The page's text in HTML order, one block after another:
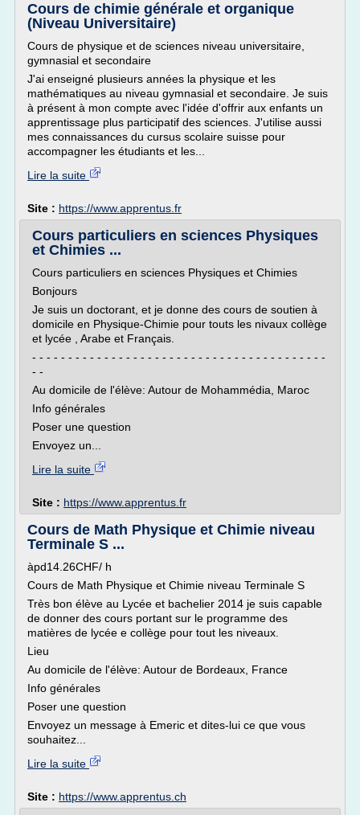
Cours de chimie générale et organique
(Niveau Universitaire)
Cours de physique et de sciences niveau universitaire,
gymnasial et secondaire
J'ai enseigné plusieurs années la physique et les
mathématiques au niveau gymnasial et secondaire. Je suis
à présent à mon compte avec l'idée d'offrir aux enfants un
apprentissage plus participatif des sciences. J'utilise aussi
mes connaissances du cursus scolaire suisse pour
accompagner les étudiants et les...
Lire la suite
Site : https://www.apprentus.fr
Cours particuliers en sciences Physiques
et Chimies ...
Cours particuliers en sciences Physiques et Chimies
Bonjours
Je suis un doctorant, et je donne des cours de soutien à
domicile en Physique-Chimie pour touts les nivaux collège
et lycée , Arabe et Français.
- - - - - - - - - - - - - - - - - - - - - - - - - - - - - - - - - - - - - - - - -
- -
Au domicile de l'élève: Autour de Mohammédia, Maroc
Info générales
Poser une question
Envoyez un...
Lire la suite
Site : https://www.apprentus.fr
Cours de Math Physique et Chimie niveau
Terminale S ...
àpd14.26CHF/ h
Cours de Math Physique et Chimie niveau Terminale S
Très bon élève au Lycée et bachelier 2014 je suis capable
de donner des cours portant sur le programme des
matières de lycée e collège pour tout les niveaux.
Lieu
Au domicile de l'élève: Autour de Bordeaux, France
Info générales
Poser une question
Envoyez un message à Emeric et dites-lui ce que vous
souhaitez...
Lire la suite
Site : https://www.apprentus.ch